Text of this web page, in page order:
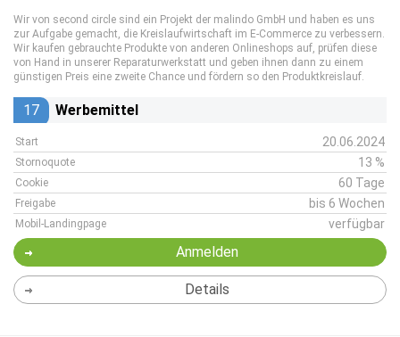
Wir von second circle sind ein Projekt der malindo GmbH und haben es uns
zur Aufgabe gemacht, die Kreislaufwirtschaft im E-Commerce zu verbessern.
Wir kaufen gebrauchte Produkte von anderen Onlineshops auf, prüfen diese
von Hand in unserer Reparaturwerkstatt und geben ihnen dann zu einem
günstigen Preis eine zweite Chance und fördern so den Produktkreislauf.
17 Werbemittel
Start 20.06.2024
Stornoquote 13 %
Cookie 60 Tage
Freigabe bis 6 Wochen
Mobil-Landingpage verfügbar
Anmelden
Details